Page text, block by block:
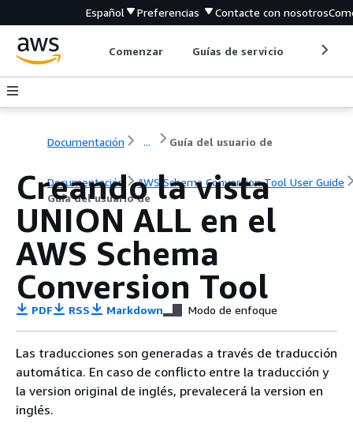
Español Preferencias Contacte con nosotros
Comenzar Guías de servicio
Documentación ... Guía del usuario de
Documentación
AWS Schema Conversion Tool User Guide
Guía del usuario de
Creando la vista
UNION ALL en el
AWS Schema
Conversion Tool
PDF RSS Markdown Modo de enfoque
Las traducciones son generadas a través de traducción
automática. En caso de conflicto entre la traducción y
la version original de inglés, prevalecerá la version en
inglés.